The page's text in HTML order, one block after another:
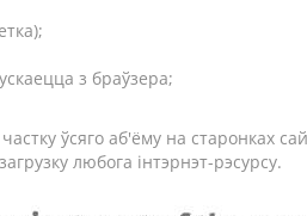
з браўзера;
ўсяго аб'ёму на старонках
любога інтэрнэт-рэсурсу.